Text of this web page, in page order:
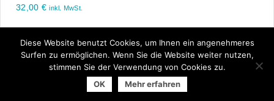
32,00 € inkl. MwSt.
1 2 weiter ›
© 2026 Arbeitsgemeinschaft der Universitätsverlage | powered
Diese Website benutzt Cookies, um Ihnen ein angenehmeres
Surfen zu ermöglichen. Wenn Sie die Website weiter nutzen,
stimmen Sie der Verwendung von Cookies zu.
OK
Mehr erfahren